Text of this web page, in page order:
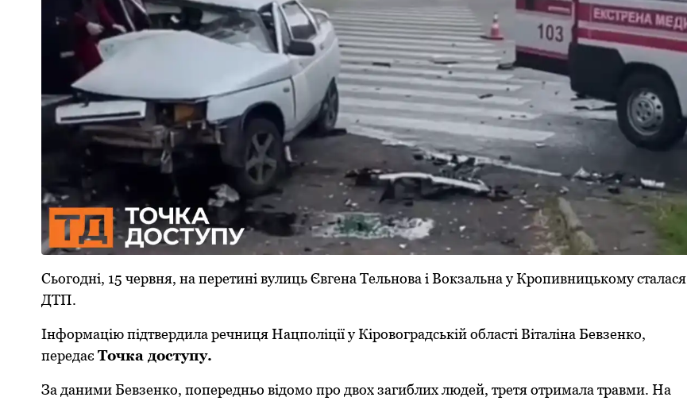
Сьогодні, 15 червня, на перетині вулиць Євгена Тельнова і Вокзальна у Кропивницькому сталася
ДТП.
Інформацію підтвердила речниця Нацполіції у Кіровоградській області Віталіна Бевзенко,
передає Точка доступу.
За даними Бевзенко, попередньо відомо про двох загиблих людей, третя отримала травми. На